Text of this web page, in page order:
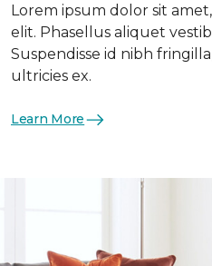
Lorem ipsum dolor sit
elit. Phasellus aliquet
Suspendisse id nibh
ultricies ex.
Learn More